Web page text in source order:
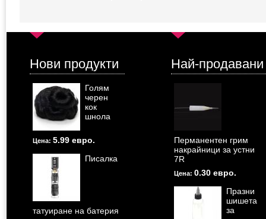
Нови продукти
Голям
черен
кок
шнола
Цена: 5.99 евро.
Писалка
татуиране на батерия
Най-продавани
Перманентен грим
накрайници за устни
7R
Цена: 0.30 евро.
Празни
шишета
за